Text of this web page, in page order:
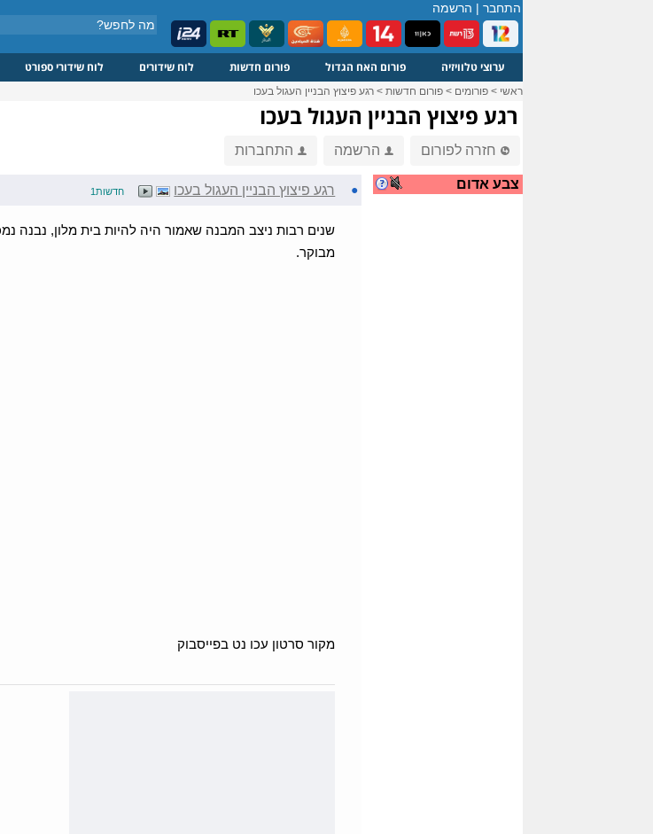
התחבר | הרשמה
ערוצי טלוויזיה פורום האח הגדול פורום חדשות לוח שידורים לוח שידורי ספורט
ראשי > פורומים > פורום חדשות > רגע פיצוץ הבניין העגול בעכו
רגע פיצוץ הבניין העגול בעכו
חזרה לפורום הרשמה התחברות
צבע אדום ● רגע פיצוץ הבניין העגול בעכו חדשות1
שנים רבות ניצב המבנה שאמור היה להיות בית מלון, נבנה
מבוקר.
מקור סרטון עכו נט בפייסבוק